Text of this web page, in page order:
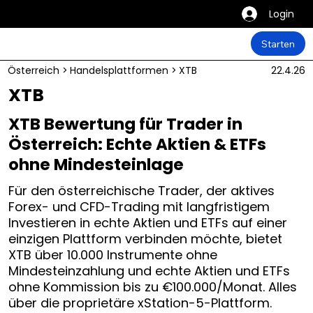
Login
Starten
Österreich > Handelsplattformen > XTB 22.4.26
XTB
XTB Bewertung für Trader in
Österreich: Echte Aktien & ETFs
ohne Mindesteinlage
Für den österreichische Trader, der aktives
Forex- und CFD-Trading mit langfristigem
Investieren in echte Aktien und ETFs auf einer
einzigen Plattform verbinden möchte, bietet
XTB über 10.000 Instrumente ohne
Mindesteinzahlung und echte Aktien und ETFs
ohne Kommission bis zu €100.000/Monat. Alles
über die proprietäre xStation-5-Plattform.